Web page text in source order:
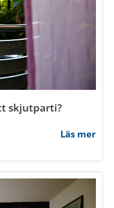
skjutparti?
Läs mer